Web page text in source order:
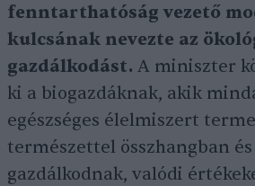
fenntarthatóság vezető
kulcsának nevezte az
gazdálkodást. A miniszter
ki a biogazdáknak, akik
egészséges élelmiszert
természettel összhangban
gazdálkodnak, valódi